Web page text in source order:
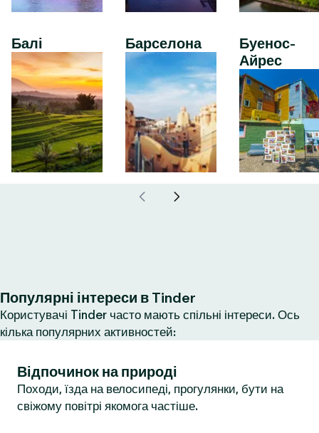
Балі Барселона
Буенос-
Айрес
Популярні інтереси в Tinder
Користувачі Tinder часто мають спільні інтереси. Ось
кілька популярних активностей:
Відпочинок на природі
Походи, їзда на велосипеді, прогулянки, бути на
свіжому повітрі якомога частіше.